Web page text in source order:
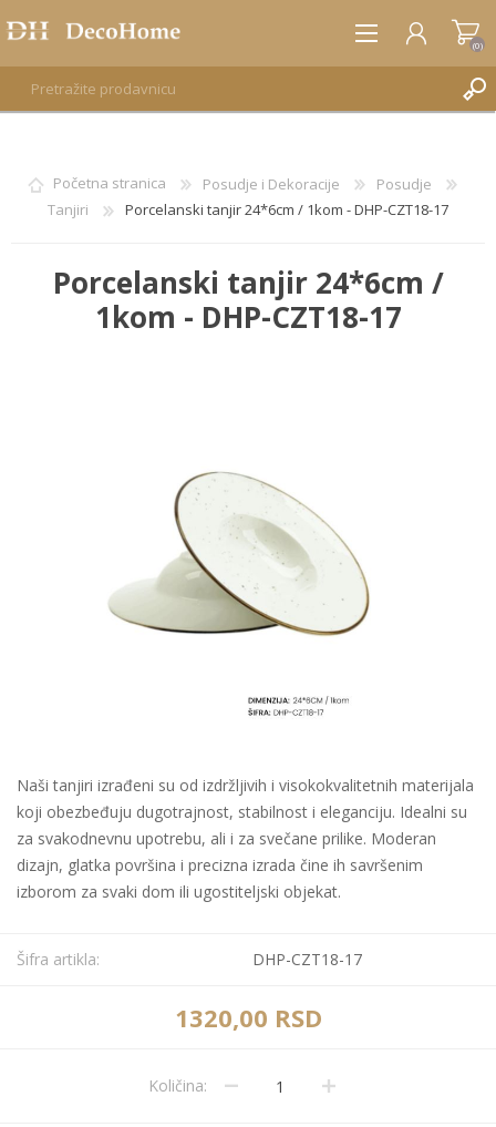
REGISTRUJTE SE
PRIJAVA
(0)
Početna stranica Posudje i Dekoracije
Posudje
Tanjiri
Porcelanski tanjir 24*6cm / 1kom - DHP-CZT18-17
Porcelanski tanjir 24*6cm /
1kom - DHP-CZT18-17
Naši tanjiri izrađeni su od izdržljivih i visokokvalitetnih materijala
koji obezbeđuju dugotrajnost, stabilnost i eleganciju. Idealni su
za svakodnevnu upotrebu, ali i za svečane prilike. Moderan
dizajn, glatka površina i precizna izrada čine ih savršenim
izborom za svaki dom ili ugostiteljski objekat.
Šifra artikla: DHP-CZT18-17
1320,00 RSD
Količina: